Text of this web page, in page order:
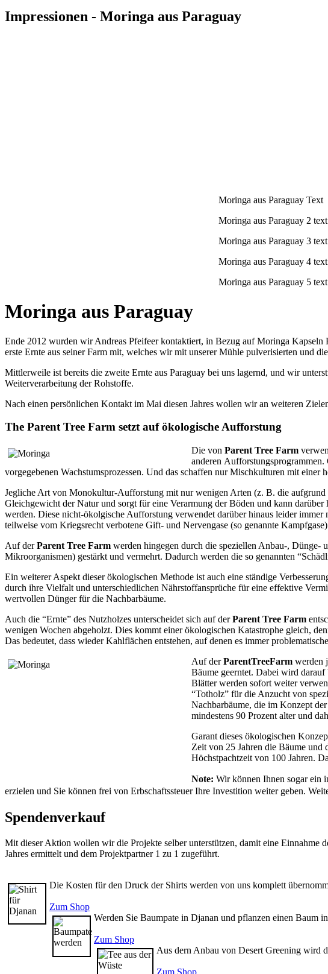
Impressionen - Moringa aus Paraguay
Moringa aus Paraguay Text
Moringa aus Paraguay 2 text
Moringa aus Paraguay 3 text
Moringa aus Paraguay 4 text
Moringa aus Paraguay 5 text
Moringa aus Paraguay
Ende 2012 wurden wir Andreas Pfeifeer kontaktiert, in Bezug auf Moringa
erste Ernte aus seiner Farm mit, welches wir mit unserer Mühle pulverisierten und
Mittlerweile ist bereits die zweite Ernte aus Paraguay bei uns lagernd, und wir
Weiterverarbeitung der Rohstoffe.
Nach einen persönlichen Kontakt im Mai diesen Jahres wollen wir an weiteren
The Parent Tree Farm setzt auf ökologische Aufforstung
Die von Parent Tree Farm
anderen
vorgegebenen Wachstumsprozessen. Und das schaffen nur Mischkulturen mit
Jegliche Art von Monokultur-Aufforstung mit nur wenigen Arten (z. B. die aufgrund
Gleichgewicht der Natur und sorgt für eine Verarmung der Böden und kann
werden. Diese nicht-ökolgische Aufforstung verwendet darüber hinaus leider
teilweise vom Kriegsrecht verbotene Gift- und Nervengase (so genannte
Auf derParent Tree Farm werden hingegen durch die speziellen Anbau-, Dünge-
Mikroorganismen) gestärkt und vermehrt. Dadurch werden die so genannten
Ein weiterer Aspekt dieser ökologischen Methode ist auch eine ständige
durch ihre Vielfalt und unterschiedlichen Nährstoffansprüche für eine effektive
wertvollen Dünger für die Nachbarbäume.
Auch die “Ernte” des Nutzholzes unterscheidet sich auf derParent Tree Farm
wenigen Wochen abgeholzt. Dies kommt einer ökologischen Katastrophe gleich,
Das bedeutet, dass wieder Kahlflächen entstehen, auf denen es immer
Auf derParentTreeFarm werden
Bäume geerntet. Dabei wird
Blätter werden sofort weiter
“Totholz” für die Anzucht von
Nachbarbäume, die im Konzept der
mindestens 90 Prozent alter und
Garant dieses ökologischen
Zeit von 25 Jahren die Bäume und
Höchstpachtzeit von 100 Jahren.
Note: Wir können Ihnen sogar ein
erzielen und Sie können frei von Erbschaftssteuer Ihre Investition weiter geben.
Spendenverkauf
Mit dieser Aktion wollen wir die Projekte selber unterstützen, damit eine Einnahme
Jahres ermittelt und dem Projektpartner 1 zu 1 zugeführt.
Die Kosten für den Druck der Shirts werden von uns komplett
Zum Shop
Werden Sie Baumpate in Djanan und pflanzen einen Baum
Zum Shop
Aus dern Anbau von Desert Greening wird
Zum Shop